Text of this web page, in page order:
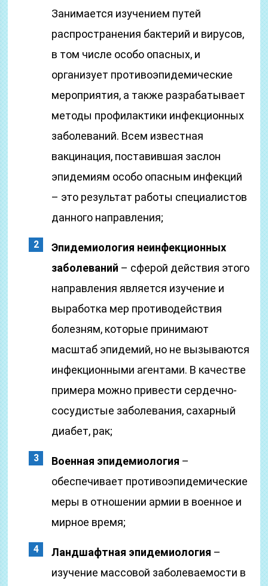
Занимается изучением путей
распространения бактерий и вирусов,
в том числе особо опасных, и
организует противоэпидемические
мероприятия, а также разрабатывает
методы профилактики инфекционных
заболеваний. Всем известная
вакцинация, поставившая заслон
эпидемиям особо опасным инфекций
– это результат работы специалистов
данного направления;
Эпидемиология неинфекционных
заболеваний – сферой действия этого
направления является изучение и
выработка мер противодействия
болезням, которые принимают
масштаб эпидемий, но не вызываются
инфекционными агентами. В качестве
примера можно привести сердечно-
сосудистые заболевания, сахарный
диабет, рак;
Военная эпидемиология –
обеспечивает противоэпидемические
меры в отношении армии в военное и
мирное время;
Ландшафтная эпидемиология –
изучение массовой заболеваемости в